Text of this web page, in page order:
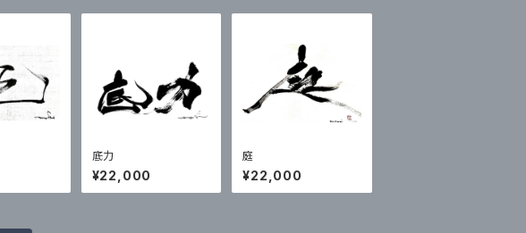
底力
¥22,000
庭
¥22,000